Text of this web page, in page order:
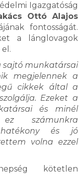
Igazgatóság
Ottó Alajos
fontosságát.
a lánglovagok
sajtó munkatársai
megjelennek a
cikkek által a
Ezeket a
és minél
számunkra
és jó
volna ezzel
kötetlen